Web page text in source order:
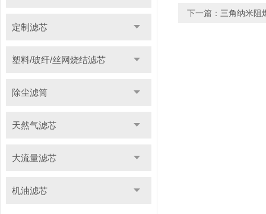
定制滤芯
塑料/玻纤/丝网烧结滤芯
除尘滤筒
天然气滤芯
大流量滤芯
机油滤芯
下一篇： 三角纳米阻